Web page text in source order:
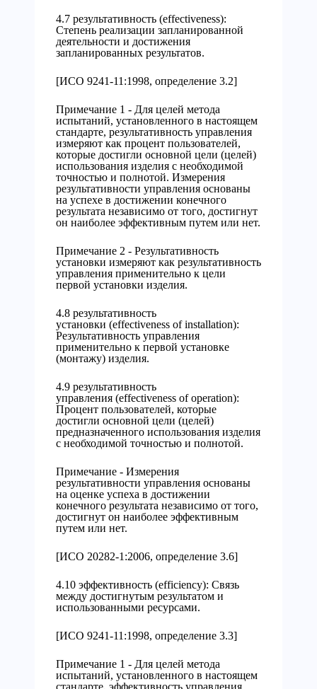
4.7 результативность (effectiveness):
Степень реализации запланированной
деятельности и достижения
запланированных результатов.
[ИСО 9241-11:1998, определение 3.2]
Примечание 1 - Для целей метода
испытаний, установленного в настоящем
стандарте, результативность управления
измеряют как процент пользователей,
которые достигли основной цели (целей)
использования изделия с необходимой
точностью и полнотой. Измерения
результативности управления основаны
на успехе в достижении конечного
результата независимо от того, достигнут
он наиболее эффективным путем или нет.
Примечание 2 - Результативность
установки измеряют как результативность
управления применительно к цели
первой установки изделия.
4.8 результативность
установки (effectiveness of installation):
Результативность управления
применительно к первой установке
(монтажу) изделия.
4.9 результативность
управления (effectiveness of operation):
Процент пользователей, которые
достигли основной цели (целей)
предназначенного использования изделия
с необходимой точностью и полнотой.
Примечание - Измерения
результативности управления основаны
на оценке успеха в достижении
конечного результата независимо от того,
достигнут он наиболее эффективным
путем или нет.
[ИСО 20282-1:2006, определение 3.6]
4.10 эффективность (efficiency): Связь
между достигнутым результатом и
использованными ресурсами.
[ИСО 9241-11:1998, определение 3.3]
Примечание 1 - Для целей метода
испытаний, установленного в настоящем
стандарте, эффективность управления